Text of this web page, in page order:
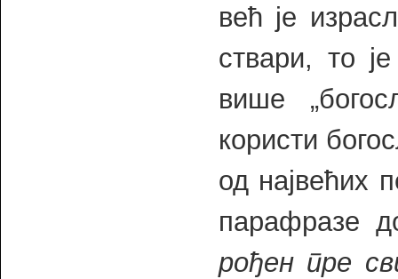
већ је
ствари, то
више
користи
од највећих
парафразе
рођен пре